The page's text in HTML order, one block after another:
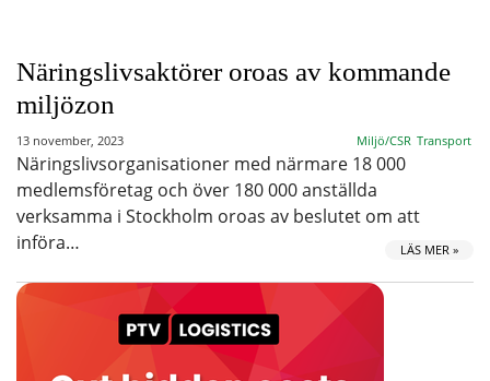
Näringslivsaktörer oroas av kommande
miljözon
13 november, 2023 Miljö/CSR Transport
Näringslivsorganisationer med närmare 18 000
medlemsföretag och över 180 000 anställda
verksamma i Stockholm oroas av beslutet om att
införa…
LÄS MER »